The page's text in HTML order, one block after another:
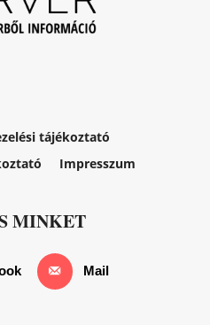
tájékoztató
Impresszum
MINKET
Mail